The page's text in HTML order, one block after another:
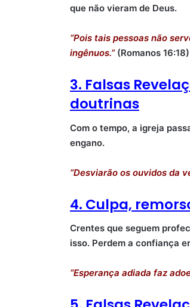
que não vieram de Deus.
“Pois tais pessoas não
ingênuos.”(Romanos 16:18)
3. Falsas
doutrinas
Com o tempo, a igreja
engano.
“Desviarão os ouvidos da
4. Culpa,
Crentes que seguem
isso. Perdem a confiança
“Esperança adiada faz